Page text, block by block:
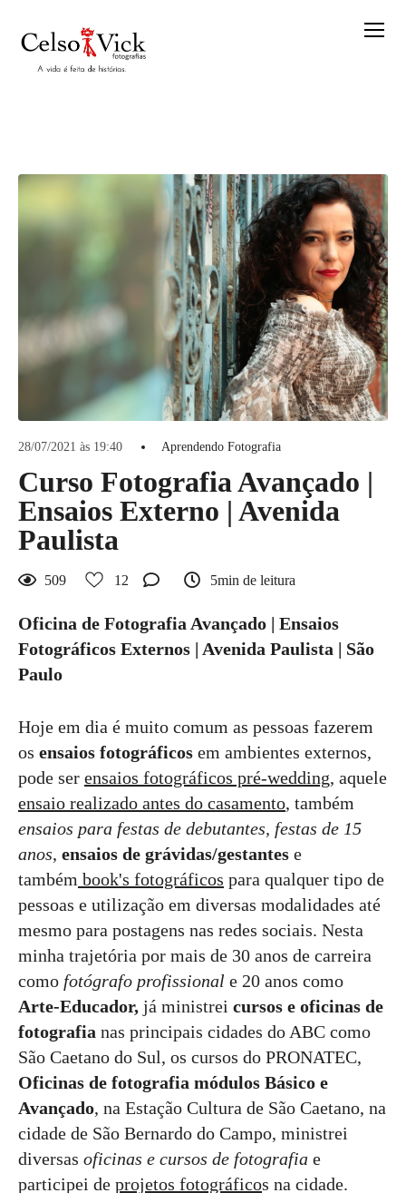
28/07/2021 às 19:40 Aprendendo Fotografia
Curso Fotografia Avançado |
Ensaios Externo | Avenida
Paulista
509 12 5min de leitura
Oficina de Fotografia Avançado | Ensaios
Fotográficos Externos | Avenida Paulista | São
Paulo
Hoje em dia é muito comum as pessoas fazerem
os ensaios fotográficos em ambientes externos,
pode ser ensaios fotográficos pré-wedding, aquele
ensaio realizado antes do casamento, também
ensaios para festas de debutantes, festas de 15
anos, ensaios de grávidas/gestantes e
também book's fotográficos para qualquer tipo de
pessoas e utilização em diversas modalidades até
mesmo para postagens nas redes sociais. Nesta
minha trajetória por mais de 30 anos de carreira
como fotógrafo profissional e 20 anos como
Arte-Educador, já ministrei cursos e oficinas de
fotografia nas principais cidades do ABC como
São Caetano do Sul, os cursos do PRONATEC,
Oficinas de fotografia módulos Básico e
Avançado, na Estação Cultura de São Caetano, na
cidade de São Bernardo do Campo, ministrei
diversas oficinas e cursos de fotografia e
participei de projetos fotográficos na cidade.